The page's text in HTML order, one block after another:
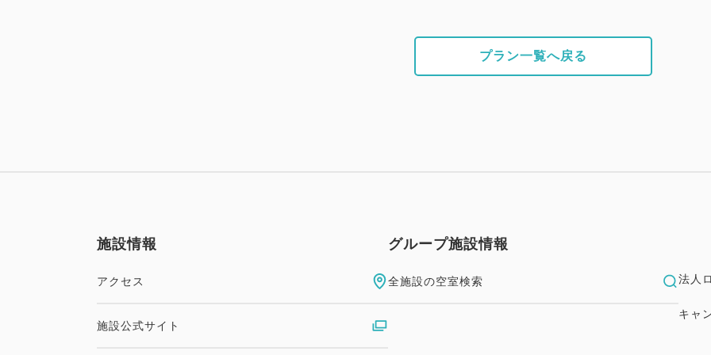
プラン一覧へ戻る
施設情報
アクセス
施設公式サイト
グループ施設情報
全施設の空室検索 法人
キャ